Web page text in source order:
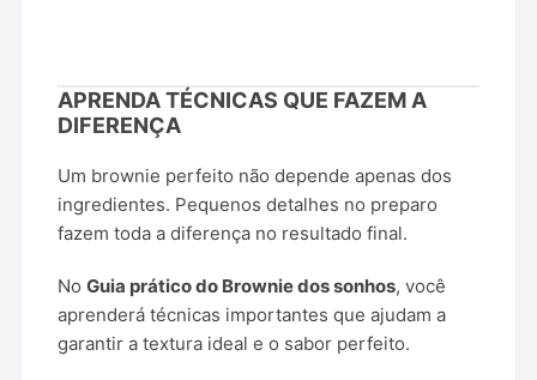
APRENDA TÉCNICAS QUE FAZEM A
DIFERENÇA
Um brownie perfeito não depende apenas dos
ingredientes. Pequenos detalhes no preparo
fazem toda a diferença no resultado final.
NoGuia prático do Brownie dos sonhos, você
aprenderá técnicas importantes que ajudam a
garantir a textura ideal e o sabor perfeito.